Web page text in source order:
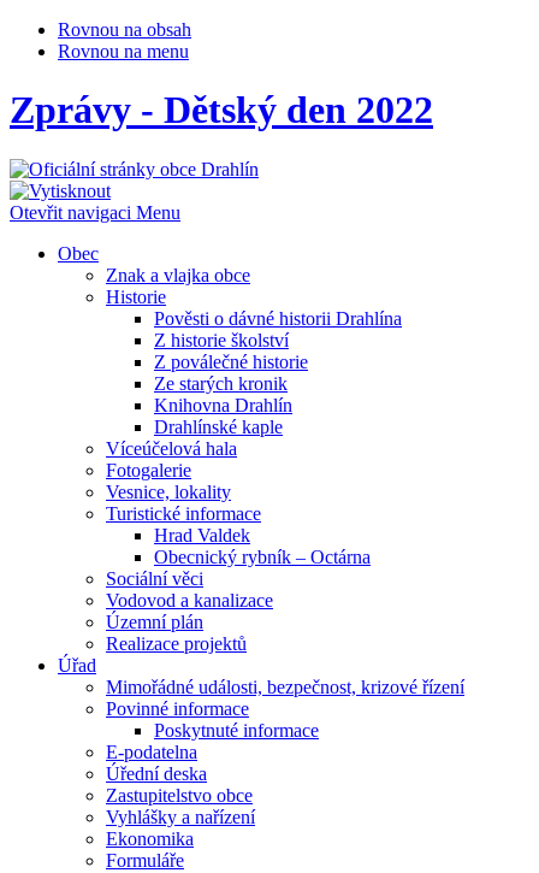
Rovnou na obsah
Rovnou na menu
Zprávy - Dětský den 2022
Otevřit navigaci Menu
Obec
Znak a vlajka obce
Historie
Pověsti o dávné historii Drahlína
Z historie školství
Z poválečné historie
Ze starých kronik
Knihovna Drahlín
Drahlínské kaple
Víceúčelová hala
Fotogalerie
Vesnice, lokality
Turistické informace
Hrad Valdek
Obecnický rybník – Octárna
Sociální věci
Vodovod a kanalizace
Územní plán
Realizace projektů
Úřad
Mimořádné události, bezpečnost, krizové řízení
Povinné informace
Poskytnuté informace
E-podatelna
Úřední deska
Zastupitelstvo obce
Vyhlášky a nařízení
Ekonomika
Formuláře